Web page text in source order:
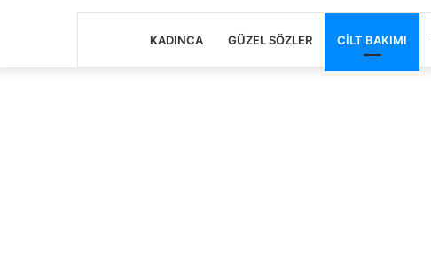
KADINCA GÜZEL SÖZLER CILT BAKIMI